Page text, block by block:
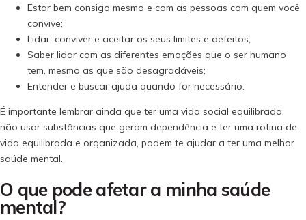
Estar bem consigo mesmo e com as pessoas com quem você
convive;
Lidar, conviver e aceitar os seus limites e defeitos;
Saber lidar com as diferentes emoções que o ser humano
tem, mesmo as que são desagradáveis;
Entender e buscar ajuda quando for necessário.
É importante lembrar ainda que ter uma vida social equilibrada,
não usar substâncias que geram dependência e ter uma rotina de
vida equilibrada e organizada, podem te ajudar a ter uma melhor
saúde mental.
O que pode afetar a minha saúde
mental?